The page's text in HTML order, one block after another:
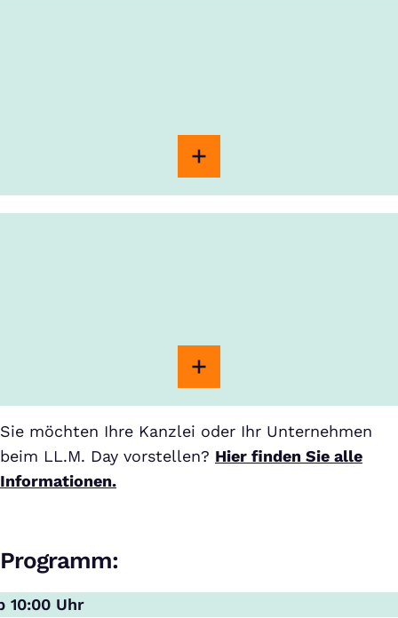
Sie möchten Ihre Kanzlei oder Ihr Unternehmen
beim LL.M. Day vorstellen? Hier finden Sie alle
Informationen.
Programm:
10:00 Uhr